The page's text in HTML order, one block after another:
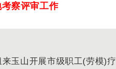
察评审工作
玉山开展市级职工(劳模)疗